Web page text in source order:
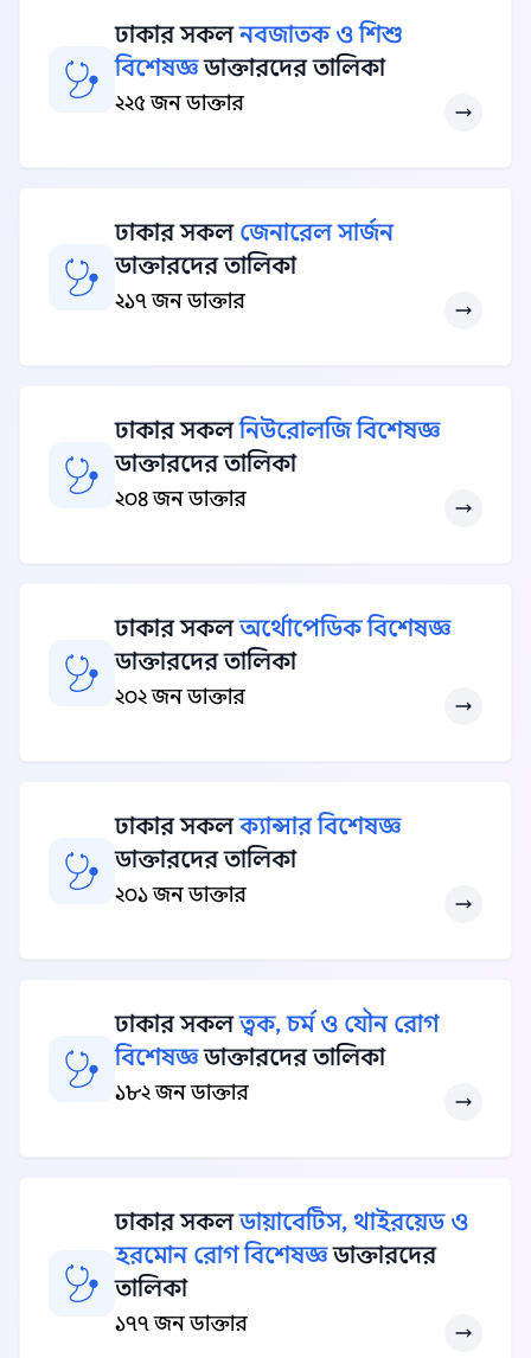
ঢাকার সকলনবজাতক ও শিশু
বিশেষজ্ঞডাক্তারদের তালিকা
২২৫ জন ডাক্তার
ঢাকার সকল জেনারেল সার্জন
ডাক্তারদের তালিকা
২১৭ জন ডাক্তার
ঢাকার সকলনিউরোলজি বিশেষজ্ঞ
ডাক্তারদের তালিকা
২০৪ জন ডাক্তার
ঢাকার সকলঅর্থোপেডিক বিশেষজ্ঞ
ডাক্তারদের তালিকা
২০২ জন ডাক্তার
ঢাকার সকলক্যান্সার বিশেষজ্ঞ
ডাক্তারদের তালিকা
২০১ জন ডাক্তার
ঢাকার সকলত্বক, চর্ম ও যৌন রোগ
বিশেষজ্ঞডাক্তারদের তালিকা
১৮২ জন ডাক্তার
ঢাকার সকলডায়াবেটিস, থাইরয়েড ও
হরমোন রোগ বিশেষজ্ঞডাক্তারদের
তালিকা
১৭৭ জন ডাক্তার